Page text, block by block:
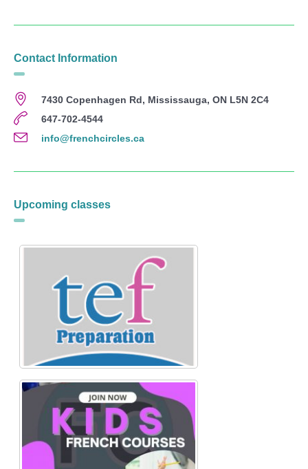
Contact Information
7430 Copenhagen Rd, Mississauga, ON L5N 2C4
647-702-4544
info@frenchcircles.ca
Upcoming classes